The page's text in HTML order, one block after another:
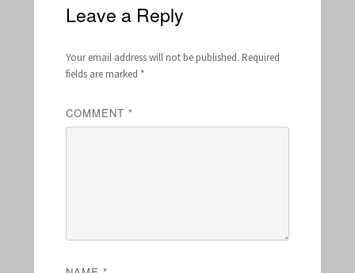
Leave a Reply
Your email address will not be published. Required
fields are marked *
COMMENT *